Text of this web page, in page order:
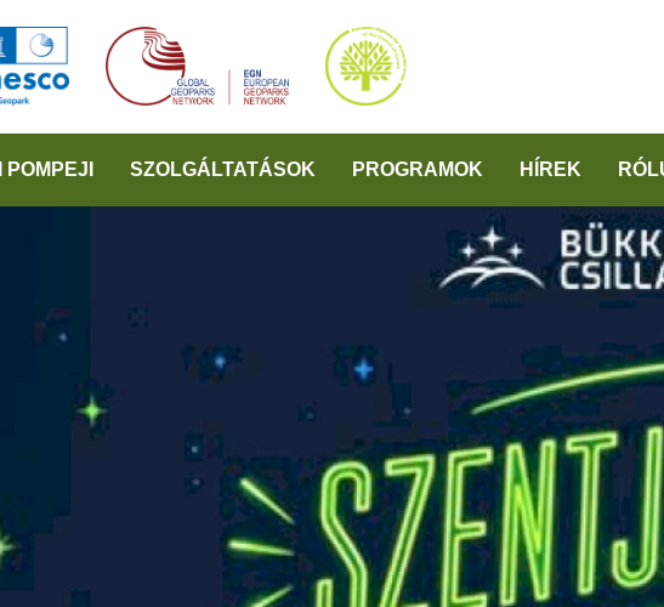
SZOLGÁLTATÁSOK PROGRAMOK HÍREK